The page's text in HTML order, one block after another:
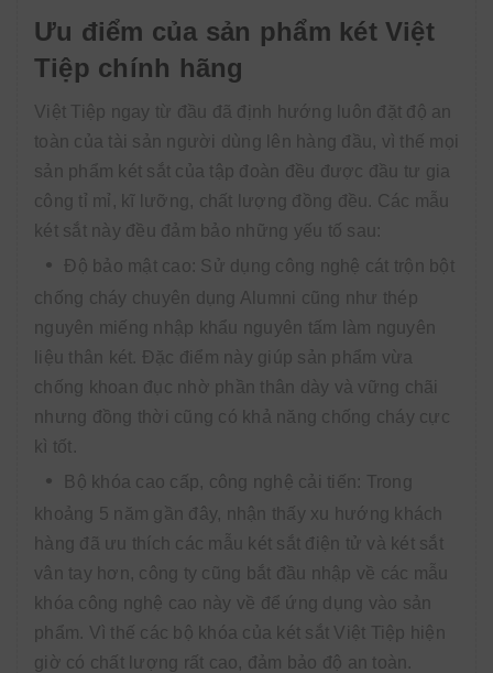
Ưu điểm của sản phẩm két Việt
Tiệp chính hãng
Việt Tiệp ngay từ đầu đã định hướng luôn đặt độ an
toàn của tài sản người dùng lên hàng đầu, vì thế mọi
sản phẩm két sắt của tập đoàn đều được đầu tư gia
công tỉ mỉ, kĩ lưỡng, chất lượng đồng đều. Các mẫu
két sắt này đều đảm bảo những yếu tố sau:
Độ bảo mật cao: Sử dụng công nghệ cát trộn bột
chống cháy chuyên dụng Alumni cũng như thép
nguyên miếng nhập khẩu nguyên tấm làm nguyên
liệu thân két. Đặc điểm này giúp sản phẩm vừa
chống khoan đục nhờ phần thân dày và vững chãi
nhưng đồng thời cũng có khả năng chống cháy cực
kì tốt.
Bộ khóa cao cấp, công nghệ cải tiến: Trong
khoảng 5 năm gần đây, nhận thấy xu hướng khách
hàng đã ưu thích các mẫu két sắt điện tử và két sắt
vân tay hơn, công ty cũng bắt đầu nhập về các mẫu
khóa công nghệ cao này về để ứng dụng vào sản
phẩm. Vì thế các bộ khóa của két sắt Việt Tiệp hiện
giờ có chất lượng rất cao, đảm bảo độ an toàn.